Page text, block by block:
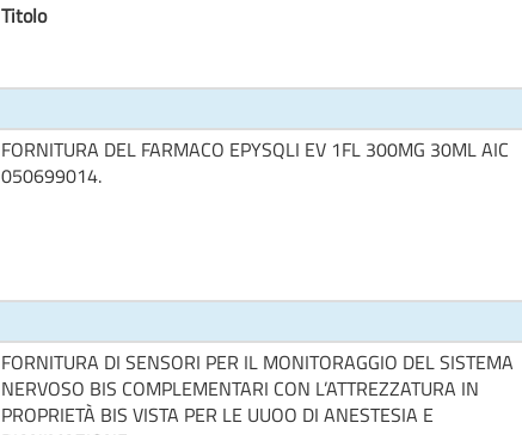
Titolo
FORNITURA DEL FARMACO EPYSQLI EV 1FL 300MG 30ML AIC
050699014.
FORNITURA DI SENSORI PER IL MONITORAGGIO DEL SISTEMA
NERVOSO BIS COMPLEMENTARI CON L’ATTREZZATURA IN
PROPRIETÀ BIS VISTA PER LE UUOO DI ANESTESIA E